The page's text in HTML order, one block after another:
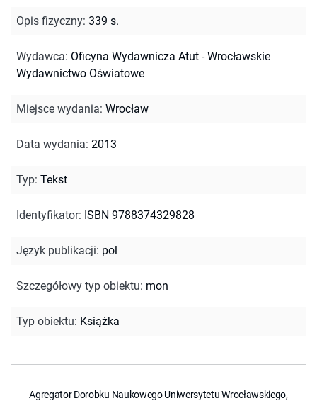
Opis fizyczny: 339 s.
Wydawca: Oficyna Wydawnicza Atut - Wrocławskie
Wydawnictwo Oświatowe
Miejsce wydania: Wrocław
Data wydania: 2013
Typ: Tekst
Identyfikator: ISBN 9788374329828
Język publikacji: pol
Szczegółowy typ obiektu: mon
Typ obiektu: Książka
Agregator Dorobku Naukowego Uniwersytetu Wrocławskiego,